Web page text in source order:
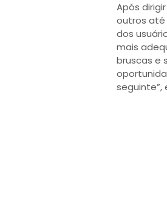
Após
outros até
dos
mais
bruscas e
seguinte”,